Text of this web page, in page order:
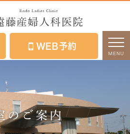
WEB予約
MENU
のご案内